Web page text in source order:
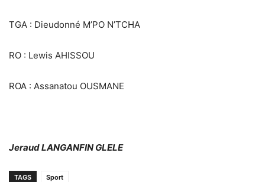
TGA : Dieudonné M’PO N’TCHA
RO : Lewis AHISSOU
ROA : Assanatou OUSMANE
Jeraud LANGANFIN GLELE
TAGS Sport